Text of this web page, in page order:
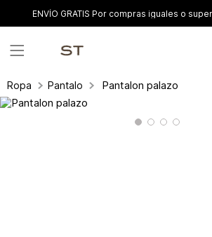
ENVÍO GRATIS Por compras iguales o
Ropa Pantalones y leggings
Pantalon palazo